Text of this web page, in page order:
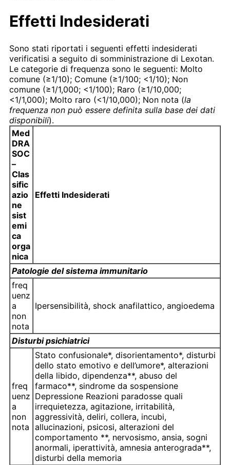
Effetti Indesiderati
Sono stati riportati i seguenti effetti indesiderati
verificatisi a seguito di somministrazione di Lexotan.
Le categorie di frequenza sono le seguenti: Molto
comune (≥1/10); Comune (≥1/100; <1/10); Non
comune (≥1/1,000; <1/100); Raro (≥1/10,000;
<1/1,000); Molto raro (<1/10,000); Non nota (la
frequenza non può essere definita sulla base dei dati
disponibili).
Med
DRA
SOC
–
Clas
sific
azio
ne
sist
emi
ca
orga
nica
Effetti Indesiderati
Patologie del sistema immunitario
freq
uenz
a
non
nota
Ipersensibilità, shock anafilattico, angioedema
Disturbi psichiatrici
freq
uenz
a
non
nota
Stato confusionale*, disorientamento*, disturbi
dello stato emotivo e dell’umore*, alterazioni
della libido, dipendenza**, abuso del
farmaco**, sindrome da sospensione
Depressione Reazioni paradosse quali
irrequietezza, agitazione, irritabilità,
aggressività, deliri, collera, incubi,
allucinazioni, psicosi, alterazioni del
comportamento **, nervosismo, ansia, sogni
anormali, iperattività, amnesia anterograda**,
disturbi della memoria